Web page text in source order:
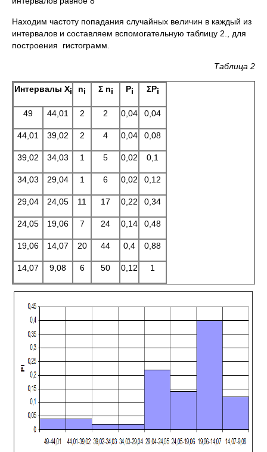
Находим частоту попадания случайных величин в каждый из
интервалов и составляем вспомогательную таблицу 2., для
построения гистограмм.
Таблица 2
Интервалы Хi ni Σ ni Pi ΣPi
49 44,01 2 2 0,04 0,04
44,01 39,02 2 4 0,04 0,08
39,02 34,03 1 5 0,02 0,1
34,03 29,04 1 6 0,02 0,12
29,04 24,05 11 17 0,22 0,34
24,05 19,06 7 24 0,14 0,48
19,06 14,07 20 44 0,4 0,88
14,07 9,08 6 50 0,12 1